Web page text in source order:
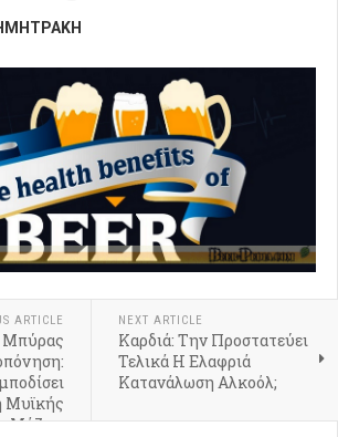
ARTICLE
Μπύρας
Μυϊκής
Μάζας;
NEXT ARTICLE
Καρδιά: Την Προστατεύει
Τελικά Η Ελαφριά
Κατανάλωση Αλκοόλ;